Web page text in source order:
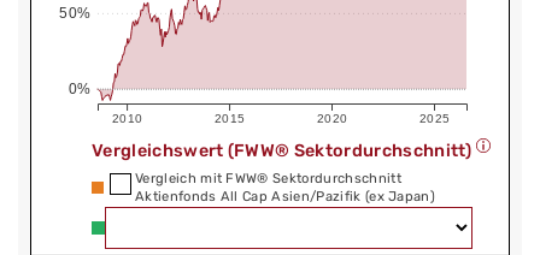
2010 2015 2020 2025
0%
50%
Vergleichswert (FWW® Sektordurchschnitt)
Vergleich mit FWW® Sektordurchschnitt
Aktienfonds All Cap Asien/Pazifik (ex Japan)